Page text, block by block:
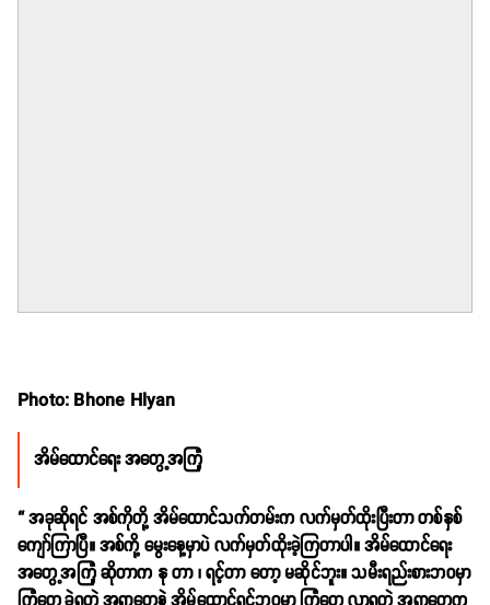
Photo: Bhone Hlyan
အိမ်ထောင်ရေး အတွေ့အကြုံ
“ အခုဆိုရင် အစ်ကိုတို့ အိမ်ထောင်သက်တမ်းက လက်မှတ်ထိုးပြီးတာ တစ်နှစ်
ကျော်ကြာပြီ။ အစ်ကို့ မွေးနေ့မှာပဲ လက်မှတ်ထိုးခဲ့ကြတာပါ။ အိမ်ထောင်ရေး
အတွေ့အကြုံ ဆိုတာက နု တာ ၊ ရင့်တာ တော့ မဆိုင်ဘူး။ သမီးရည်းစားဘဝမှာ